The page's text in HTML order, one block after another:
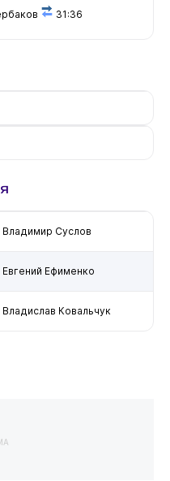
31:36
Владимир Суслов
Евгений Ефименко
Владислав Ковальчук